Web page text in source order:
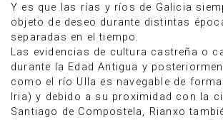
Y es que las rías y ríos de Galicia
objeto de deseo durante distintas
separadas en el tiempo.
Las evidencias de cultura castreña o
durante la Edad Antigua y
como el río Ulla es navegable de
Iria) y debido a su proximidad con la
Santiago de Compostela, Rianxo